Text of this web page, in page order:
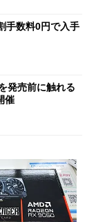
手数料0円で入手
発売前に触れる
催